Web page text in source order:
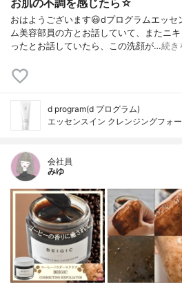
おはようございます😃dプログラムエッセ
ム美容部員の方とお話していて、またニ
ったとお話していたら、この洗顔が…続き
d program(d プログラム)
エッセンスイン クレンジングフォ
会社員
みゆ